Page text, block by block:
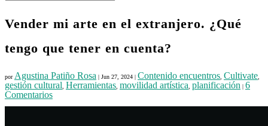
Vender mi arte en el extranjero. ¿Qué
tengo que tener en cuenta?
por Agustina Patiño Rosa | Jun 27, 2024 | Contenido encuentros Cultivate
gestión cultural Herramientas movilidad artística planificación | 6
Comentarios